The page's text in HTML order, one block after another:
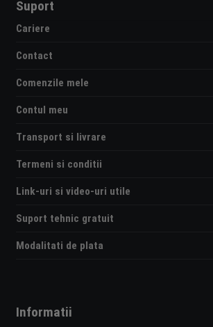
Suport
Cariere
Contact
Comenzile mele
Contul meu
Transport si livrare
Termeni si conditii
Link-uri si video-uri utile
Suport tehnic gratuit
Modalitati de plata
Informatii